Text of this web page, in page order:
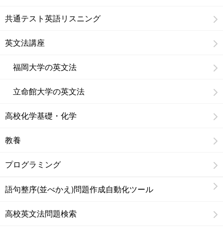
共通テスト英語リスニング
英文法講座
福岡大学の英文法
立命館大学の英文法
高校化学基礎・化学
教養
プログラミング
語句整序(並べかえ)問題作成自動化ツール
高校英文法問題検索